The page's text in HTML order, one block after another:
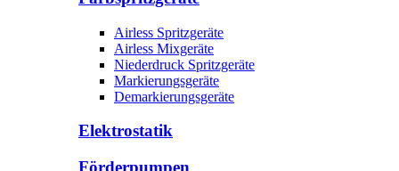
Airless Spritzgeräte
Airless Mixgeräte
Niederdruck Spritzgeräte
Markierungsgeräte
Demarkierungsgeräte
Elektrostatik
Förderpumpen